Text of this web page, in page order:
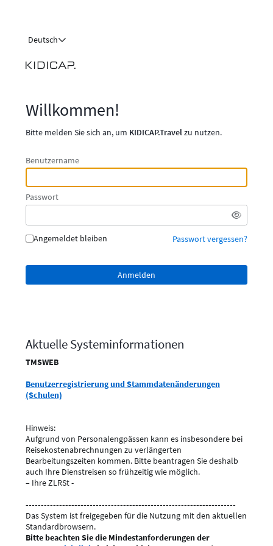
Deutsch
Willkommen!
Bitte melden Sie sich an, um KIDICAP.Travelzu nutzen.
Benutzername
Passwort
Angemeldet bleiben Passwort vergessen?
Aktuelle Systeminformationen
TMSWEB
Benutzerregistrierung und Stammdatenänderungen
(Schulen)
Hinweis:
Aufgrund von Personalengpässen kann es insbesondere bei
Reisekostenabrechnungen zu verlängerten
Bearbeitungszeiten kommen. Bitte beantragen Sie deshalb
auch Ihre Dienstreisen so frühzeitig wie möglich.
– Ihre ZLRSt -
---------------------------------------------------------------------
Das System ist freigegeben für die Nutzung mit den aktuellen
Standardbrowsern.
Bitte beachten Sie die Mindestanforderungen der